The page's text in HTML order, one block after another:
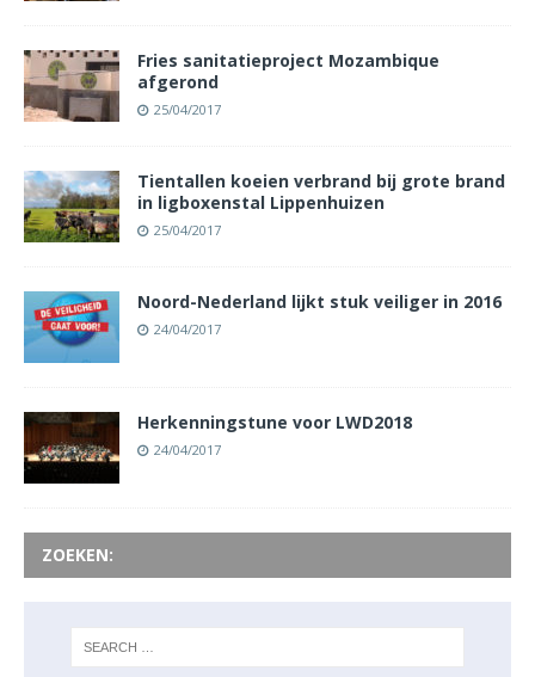
Fries sanitatieproject Mozambique
afgerond
25/04/2017
Tientallen koeien verbrand bij grote brand
in ligboxenstal Lippenhuizen
25/04/2017
Noord-Nederland lijkt stuk veiliger in 2016
24/04/2017
Herkenningstune voor LWD2018
24/04/2017
ZOEKEN: